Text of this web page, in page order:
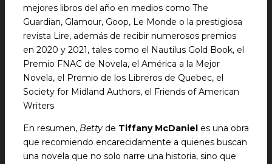
mejores libros del año en medios como The
Guardian, Glamour, Goop, Le Monde o la prestigiosa
revista Lire, además de recibir numerosos premios
en 2020 y 2021, tales como el Nautilus Gold Book, el
Premio FNAC de Novela, el América a la Mejor
Novela, el Premio de los Libreros de Quebec, el
Society for Midland Authors, el Friends of American
Writers
En resumen, Betty de Tiffany McDaniel es una obra
que recomiendo encarecidamente a quienes buscan
una novela que no solo narre una historia, sino que